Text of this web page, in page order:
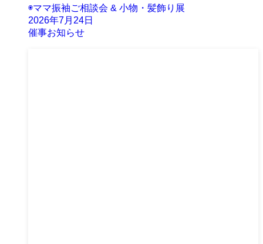
◉ママ振袖ご相談会 & 小物・髪飾り展
2026年7月24日
催事お知らせ